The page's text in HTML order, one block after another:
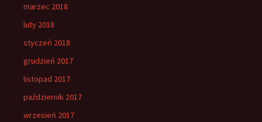
marzec 2018
luty 2018
styczeń 2018
grudzień 2017
listopad 2017
październik 2017
wrzesień 2017